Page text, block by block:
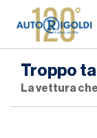
Troppo
La vettura